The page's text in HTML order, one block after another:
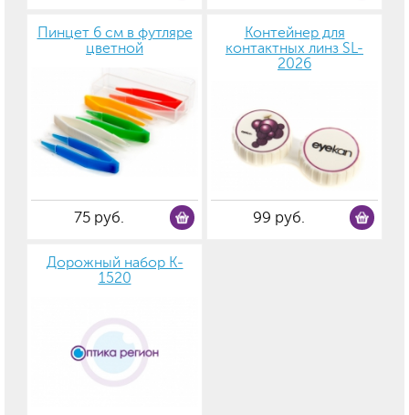
Пинцет 6 см в футляре
цветной
75 руб.
Контейнер для
контактных линз SL-
2026
99 руб.
Дорожный набор K-
1520